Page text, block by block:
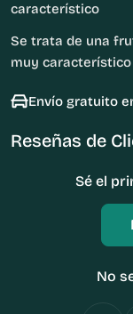
característico
Se trata de una
muy
Envío gratuito
Reseñas de
Sé el
No